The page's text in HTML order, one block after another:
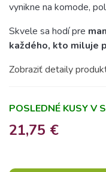
vynikne na komode,
Skvele sa hodí pre
každého, kto miluje
Zobraziť detaily
POSLEDNÉ KUSY V
21,75 €